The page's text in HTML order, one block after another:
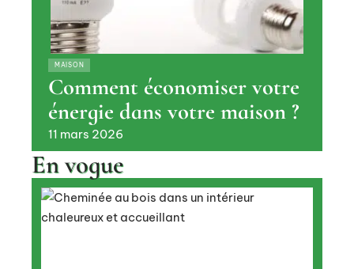
MAISON
Comment économiser votre
énergie dans votre maison ?
11 mars 2026
En vogue